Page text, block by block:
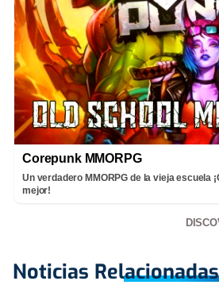
Corepunk MMORPG
Un verdadero MMORPG de la vieja escuela
mejor!
Noticias Relacionadas